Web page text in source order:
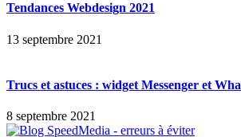
Tendances Webdesign 2021
13 septembre 2021
Trucs et astuces : widget Messenger et
8 septembre 2021